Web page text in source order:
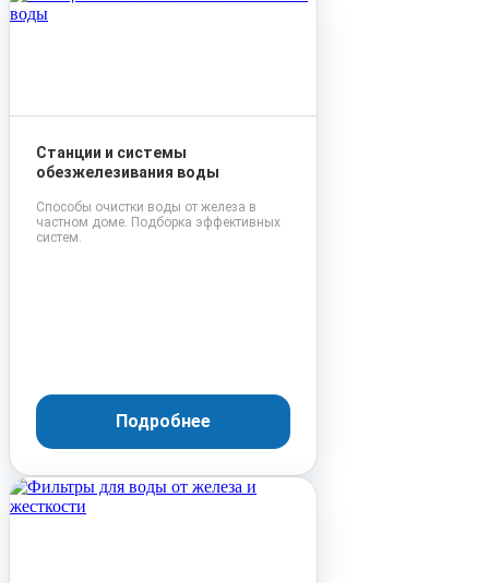
Станции и системы
обезжелезивания воды
Способы очистки воды от железа в
частном доме. Подборка эффективных
систем.
Подробнее